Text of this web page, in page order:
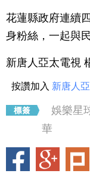
花蓮縣政府連續
身粉絲，一起與
新唐人亞太電視
按讚加入 新唐人
娛樂星
華